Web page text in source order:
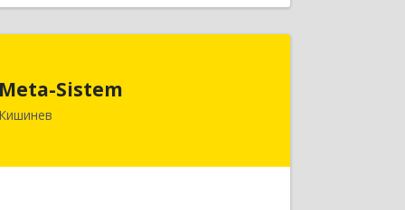
Meta-Sistem
Кишинев
Республика Молдова, г. Кишинев, ул.